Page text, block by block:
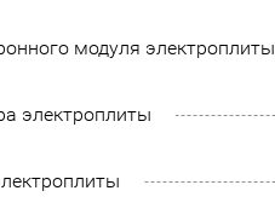
модуля электроплиты
электроплиты